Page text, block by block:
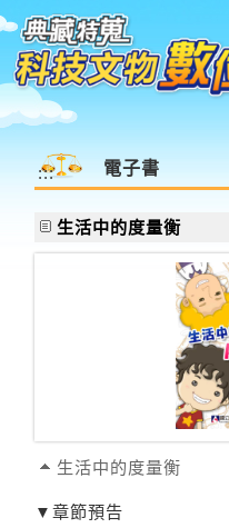
跳到主要內容區塊
::: 電子書
生活中的度量衡
生活中的度量衡
▼章節預告